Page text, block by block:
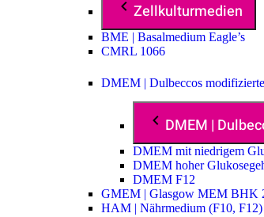
Zellkulturmedien
BME | Basalmedium Eagle’s
CMRL 1066
DMEM | Dulbeccos
DMEM |
DMEM mit niedrigem
DMEM hoher
DMEM F12
GMEM | Glasgow MEM BHK
HAM | Nährmedium (F10, F12)